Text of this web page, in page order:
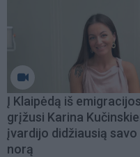
Į Klaipėdą iš emigracijos
grįžusi Karina
įvardijo didžiausią savo
norą